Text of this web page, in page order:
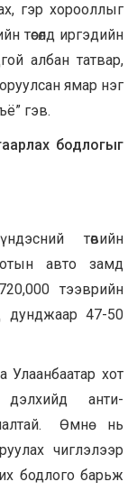
гэр хорооллыг
төсөлд иргэдийн
албан татвар,
оруулсан ямар нэг
гэв.
бодлогыг
төвийн
авто замд
тээврийн
дунджаар 47-50
Улаанбаатар хот
анти-
Өмнө нь
чиглэлээр
бодлого барьж